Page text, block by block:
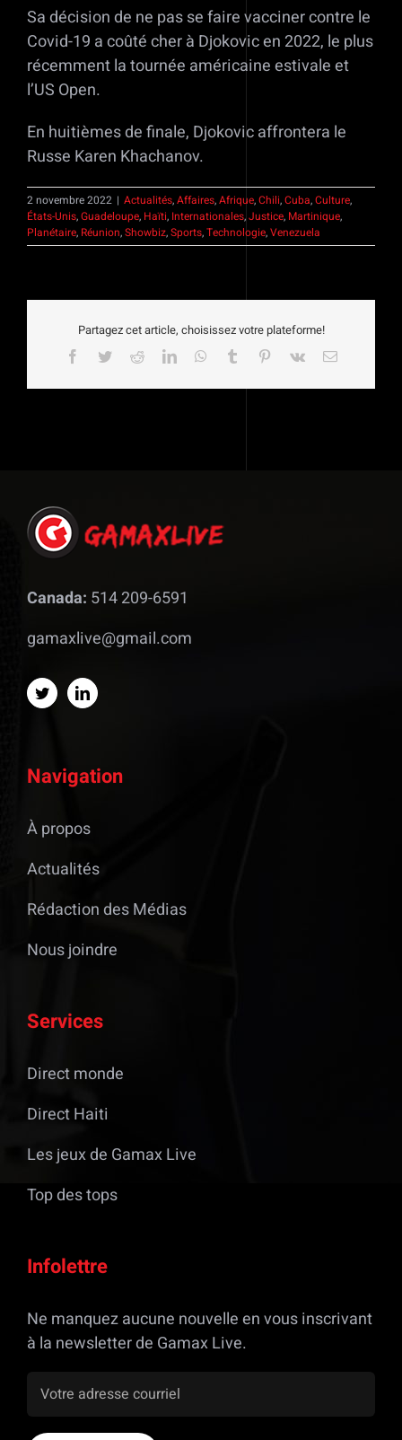
Sa décision de ne pas se faire vacciner contre le
Covid-19 a coûté cher à Djokovic en 2022, le plus
récemment la tournée américaine estivale et
l’US Open.
En huitièmes de finale, Djokovic affrontera le
Russe Karen Khachanov.
2 novembre 2022 | Actualités,Affaires,Afrique,Chili,Cuba,Culture,
États-Unis,Guadeloupe, Haïti, Internationales,Justice, Martinique,
Planétaire, Réunion,Showbiz,Sports,Technologie,Venezuela
Partagez cet article, choisissez votre plateforme!
Facebook
TwitterRedditLinkedInWhatsApp
Tumblr Pinterest
Vk Email
Canada: 514 209-6591
gamaxlive@gmail.com
Navigation
À propos
Actualités
Rédaction des Médias
Nous joindre
Services
Direct monde
Direct Haiti
Les jeux de Gamax Live
Top des tops
Infolettre
Ne manquez aucune nouvelle en vous inscrivant
à la newsletter de Gamax Live.